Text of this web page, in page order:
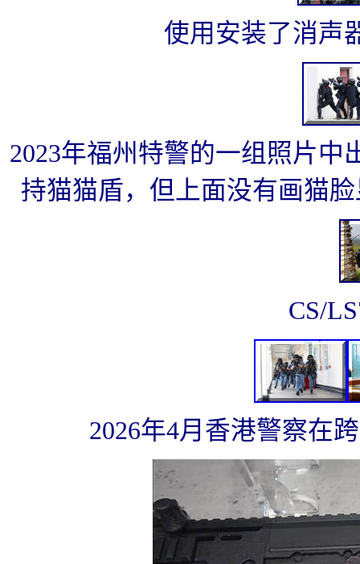
使用安装了消声
2023年福州特警的一组照片中
持猫猫盾，但上面没有画猫
CS/
2026年4月香港警察在